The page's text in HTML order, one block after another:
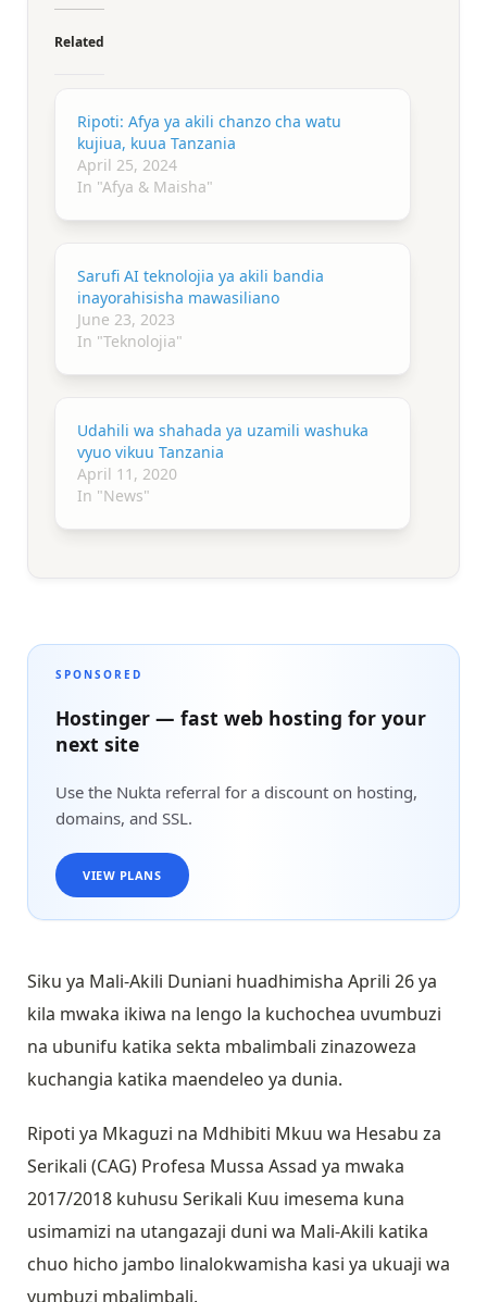
Related
Ripoti: Afya ya akili chanzo cha watu
kujiua, kuua Tanzania
April 25, 2024
In "Afya & Maisha"
Sarufi AI teknolojia ya akili bandia
inayorahisisha mawasiliano
June 23, 2023
In "Teknolojia"
Udahili wa shahada ya uzamili washuka
vyuo vikuu Tanzania
April 11, 2020
In "News"
SPONSORED
Hostinger — fast web hosting for your
next site
Use the Nukta referral for a discount on hosting,
domains, and SSL.
VIEW PLANS
Siku ya Mali-Akili Duniani huadhimisha Aprili 26 ya
kila mwaka ikiwa na lengo la kuchochea uvumbuzi
na ubunifu katika sekta mbalimbali zinazoweza
kuchangia katika maendeleo ya dunia.
Ripoti ya Mkaguzi na Mdhibiti Mkuu wa Hesabu za
Serikali (CAG) Profesa Mussa Assad ya mwaka
2017/2018 kuhusu Serikali Kuu imesema kuna
usimamizi na utangazaji duni wa Mali-Akili katika
chuo hicho jambo linalokwamisha kasi ya ukuaji wa
vumbuzi mbalimbali.